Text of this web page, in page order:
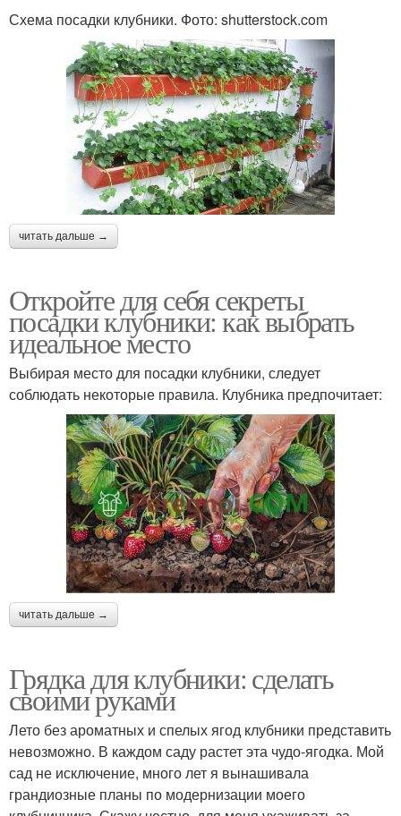
Схема посадки клубники. Фото: shutterstock.com
читать дальше →
Откройте для себя секреты
посадки клубники: как выбрать
идеальное место
Выбирая место для посадки клубники, следует
соблюдать некоторые правила. Клубника предпочитает:
читать дальше →
Грядка для клубники: сделать
своими руками
Лето без ароматных и спелых ягод клубники представить
невозможно. В каждом саду растет эта чудо-ягодка. Мой
сад не исключение, много лет я вынашивала
грандиозные планы по модернизации моего